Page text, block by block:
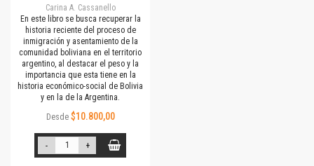
Carina A. Cassanello
En este libro se busca recuperar la
historia reciente del proceso de
inmigración y asentamiento de la
comunidad boliviana en el territorio
argentino, al destacar el peso y la
importancia que esta tiene en la
historia económico-social de Bolivia
y en la de la Argentina.
Desde $10.800,00
- +